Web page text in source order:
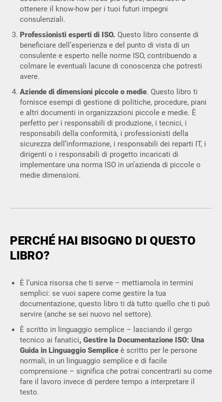
ottenere il know-how per i tuoi futuri impegni
consulenziali.
Professionisti esperti di ISO. Questo libro consente di
beneficiare dell’esperienza e del punto di vista di un
consulente e esperto nelle norme ISO, contribuendo a
colmare le eventuali lacune di conoscenza che potresti
avere.
Aziende di dimensioni piccole o medie. Questo libro ti
fornisce esempi di gestione di politiche, procedure, piani
e altri documenti in organizzazioni piccole e medie. È
perfetto per i responsabili di produzione, i tecnici, i
responsabili della conformità, i professionisti della
sicurezza dell’informazione, i responsabili dei reparti IT, i
dirigenti o i responsabili di progetto incaricati di
implementare una norma ISO in un’azienda di piccole o
medie dimensioni.
PERCHÉ HAI BISOGNO DI QUESTO
LIBRO?
È l’unica risorsa che ti serve – mettiamola in termini
semplici: se vuoi sapere come gestire la tua
documentazione, questo libro ti dà tutto quello che ti può
servire (anche se sei nuovo nel settore).
È scritto in linguaggio semplice – lasciando il gergo
tecnico ai fanatici, Gestire la Documentazione ISO: Una
Guida in Linguaggio Semplice è scritto per le persone
normali, in un linguaggio semplice e di facile
comprensione – significa che potrai concentrarti su come
fare il lavoro invece di perdere tempo a interpretare il
testo.